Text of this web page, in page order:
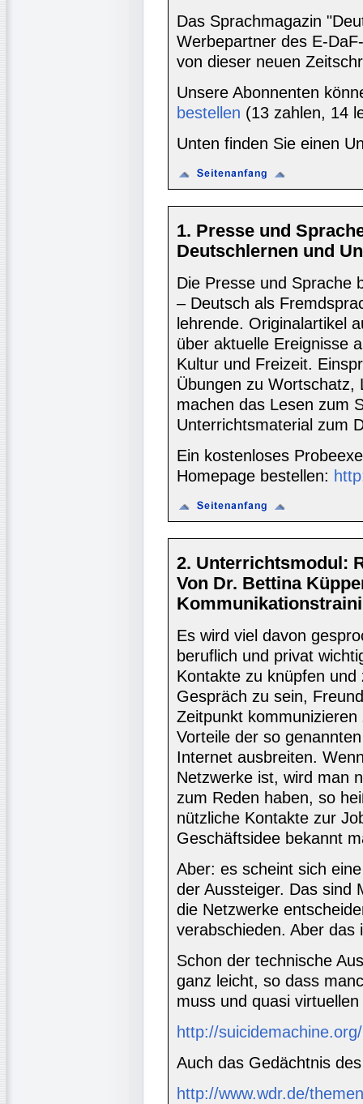
Das Sprachmagazin
Werbepartner des E-
von dieser neuen
Unsere Abonnenten
bestellen (13 zahlen, 14
Unten finden Sie einen
1. Presse und
Deutschlernen und
Die Presse und Sprache
– Deutsch als
lehrende. Originalartikel
über aktuelle Ereignisse
Kultur und Freizeit.
Übungen zu Wortschatz,
machen das Lesen zum
Unterrichtsmaterial zum
Ein kostenloses
Homepage bestellen:
2. Unterrichtsmodul:
Von Dr. Bettina
Es wird viel davon
beruflich und privat
Kontakte zu knüpfen
Gespräch zu sein,
Zeitpunkt
Vorteile der so
Internet ausbreiten.
Netzwerke ist, wird man
zum Reden haben, so
nützliche Kontakte zur
Geschäftsidee bekannt
Aber: es scheint sich
der Aussteiger. Das sind
die Netzwerke
verabschieden. Aber
Schon der technische
ganz leicht, so dass
muss und quasi
http://suicidemachine.org/
Auch das Gedächtnis
http://www.wdr.de/